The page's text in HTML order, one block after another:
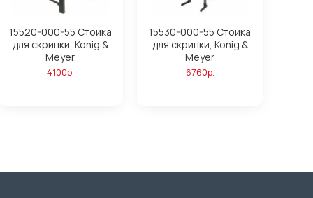
15520-000-55 Стойка
для скрипки, Konig &
Meyer
4100р.
15530-000-55 Стойка
для скрипки, Konig &
Meyer
6760р.